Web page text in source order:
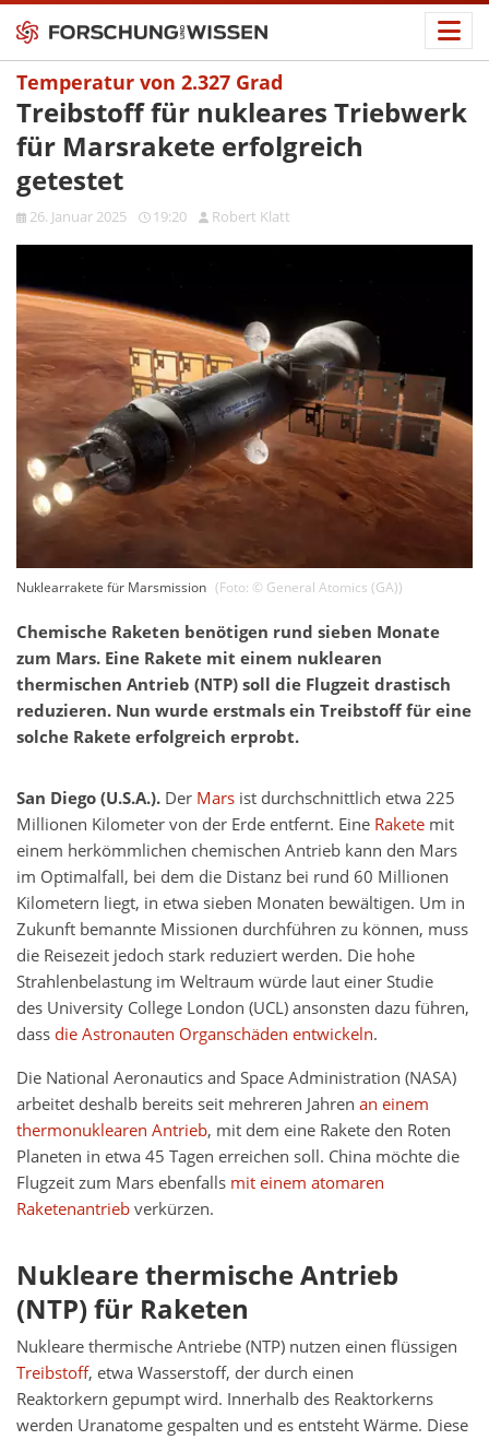
Temperatur von 2.327 Grad
Treibstoff für nukleares Triebwerk
für Marsrakete erfolgreich
getestet
26. Januar 2025 19:20 Robert Klatt
Nuklearrakete für Marsmission (Foto: © General Atomics (GA))
Chemische Raketen benötigen rund sieben Monate
zum Mars. Eine Rakete mit einem nuklearen
thermischen Antrieb (NTP) soll die Flugzeit drastisch
reduzieren. Nun wurde erstmals ein Treibstoff für eine
solche Rakete erfolgreich erprobt.
San Diego (U.S.A.). Der Mars ist durchschnittlich etwa 225
Millionen Kilometer von der Erde entfernt. Eine Rakete mit
einem herkömmlichen chemischen Antrieb kann den Mars
im Optimalfall, bei dem die Distanz bei rund 60 Millionen
Kilometern liegt, in etwa sieben Monaten bewältigen. Um in
Zukunft bemannte Missionen durchführen zu können, muss
die Reisezeit jedoch stark reduziert werden. Die hohe
Strahlenbelastung im Weltraum würde laut einer Studie
des University College London (UCL) ansonsten dazu führen,
dass die Astronauten Organschäden entwickeln.
Die National Aeronautics and Space Administration (NASA)
arbeitet deshalb bereits seit mehreren Jahren an einem
thermonuklearen Antrieb, mit dem eine Rakete den Roten
Planeten in etwa 45 Tagen erreichen soll. China möchte die
Flugzeit zum Mars ebenfalls mit einem atomaren
Raketenantriebverkürzen.
Nukleare thermische Antrieb
(NTP) für Raketen
Nukleare thermische Antriebe (NTP) nutzen einen flüssigen
Treibstoff, etwa Wasserstoff, der durch einen
Reaktorkern gepumpt wird. Innerhalb des Reaktorkerns
werden Uranatome gespalten und es entsteht Wärme. Diese